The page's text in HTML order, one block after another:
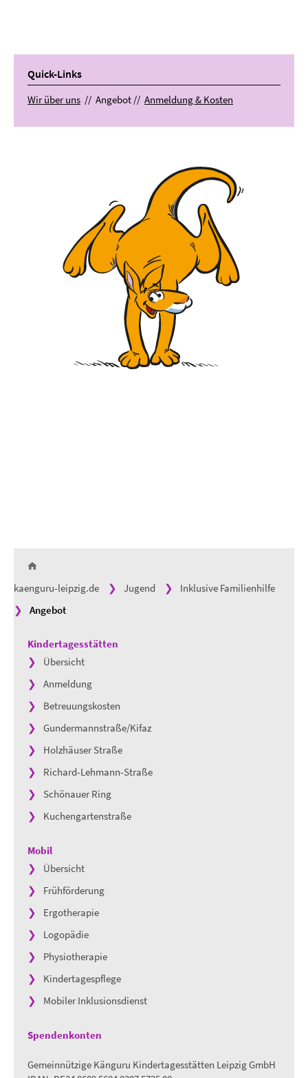
Quick-Links
Wir über uns // Angebot // Anmeldung & Kosten
kaenguru-leipzig.de Jugend
Inklusive Familienhilfe
Angebot
Kindertagesstätten
Übersicht
Anmeldung
Betreuungskosten
Gundermannstraße/Kifaz
Holzhäuser Straße
Richard-Lehmann-Straße
Schönauer Ring
Kuchengartenstraße
Mobil
Übersicht
Frühförderung
Ergotherapie
Logopädie
Physiotherapie
Kindertagespflege
Mobiler Inklusionsdienst
Spendenkonten
Gemeinnützige Känguru Kindertagesstätten Leipzig GmbH